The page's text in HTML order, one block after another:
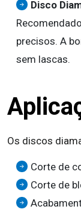
Disco
precisos. A
sem lascas.
Os discos
Corte de
Corte de